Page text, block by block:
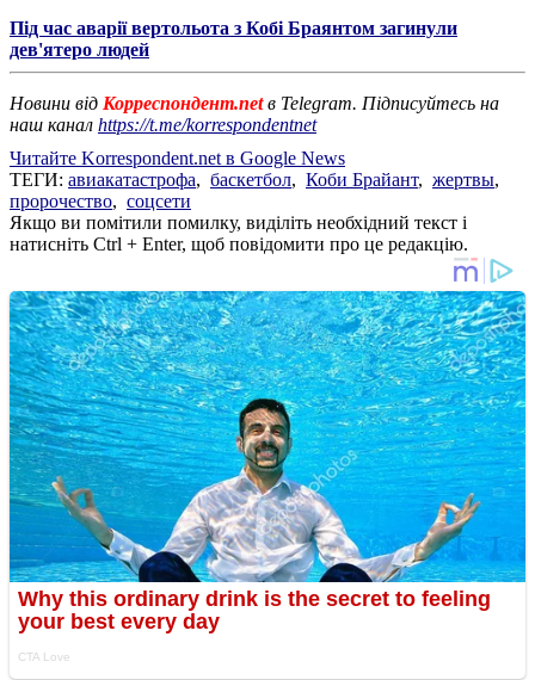
Під час аварії вертольота з Кобі Браянтом загинули
дев'ятеро людей
Новини від Корреспондент.netв Telegram. Підписуйтесь на
наш канал https://t.me/korrespondentnet
Читайте Korrespondent.net в Google News
ТЕГИ: авиакатастрофа, баскетбол, Коби Брайант, жертвы,
пророчество, соцсети
Якщо ви помітили помилку, виділіть необхідний текст і
натисніть Ctrl + Enter, щоб повідомити про це редакцію.